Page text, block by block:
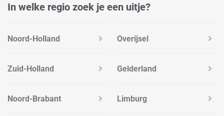
In welke regio zoek je een uitje?
Noord-Holland
Zuid-Holland
Noord-Brabant
Overijsel
Gelderland
Limburg